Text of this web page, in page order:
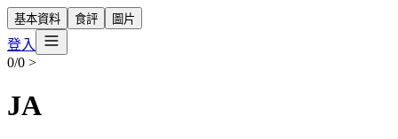
基本資料 食評 圖片
登入
0/0 >
JA